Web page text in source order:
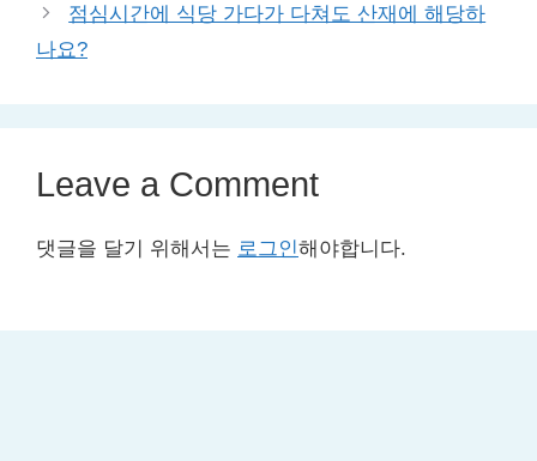
점심시간에 식당 가다가 다쳐도 산재에 해당하
나요?
Leave a Comment
댓글을 달기 위해서는 로그인해야합니다.